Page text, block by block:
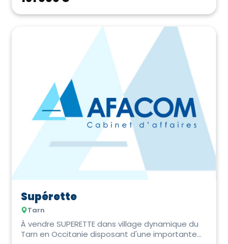
Supérette
Tarn
À vendre SUPERETTE dans village dynamique du
Tarn en Occitanie disposant d'une importante